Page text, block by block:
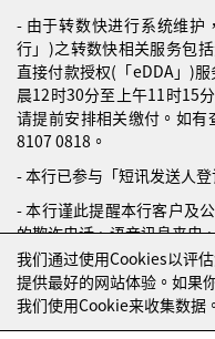
- 由于转数快进行系统维
行」)之转数快相关服务包
直接付款授权(「eDDA」)
晨12时30分至上午11时15
请提前安排相关缴付。如
8107 0818。
- 本行已参与「短讯发送人
- 本行谨此提醒本行客户及
的欺诈电话、语音讯息来电
了解更多）
我们通过使用Cookies以评
提供最好的网站体验。如果
我们使用Cookie来收集数据